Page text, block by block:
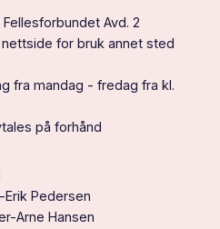
Avd. 2
for bruk annet sted
fra mandag - fredag fra kl.
på forhånd
Pedersen
Arne Hansen